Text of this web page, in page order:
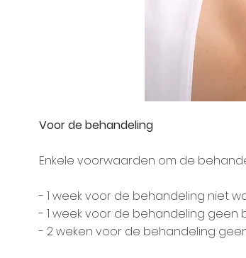
Voor de behandeling
Enkele voorwaarden om de
- 1 week voor de behandeling niet
- 1 week voor de behandeling geen
- 2 weken voor de behandeling